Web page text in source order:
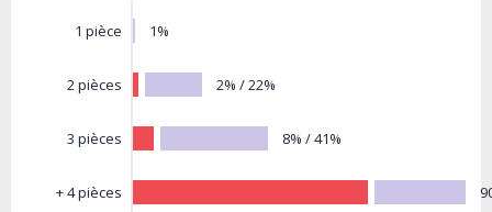
1 pièce
2 pièces
3 pièces
+ 4 pièces
1%
2% / 22%
8% / 41%